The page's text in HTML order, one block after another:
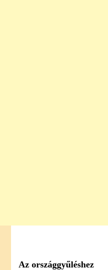
Az országgyűléshez